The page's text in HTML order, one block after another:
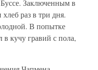
Заключенным в
раз в три дня.
В попытке
в кучу гравий с пола,